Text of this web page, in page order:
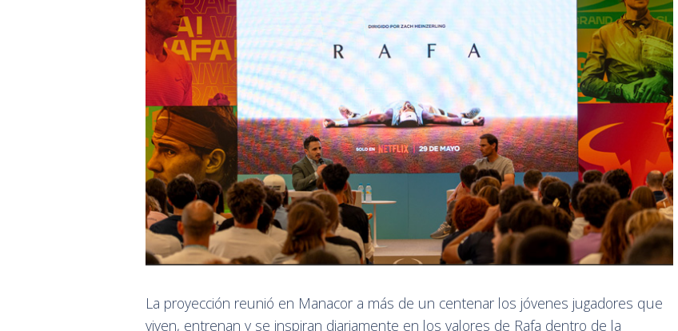
La proyección reunió en Manacor a más de un centenar los jóvenes jugadores que
viven, entrenan y se inspiran diariamente en los valores de Rafa dentro de la